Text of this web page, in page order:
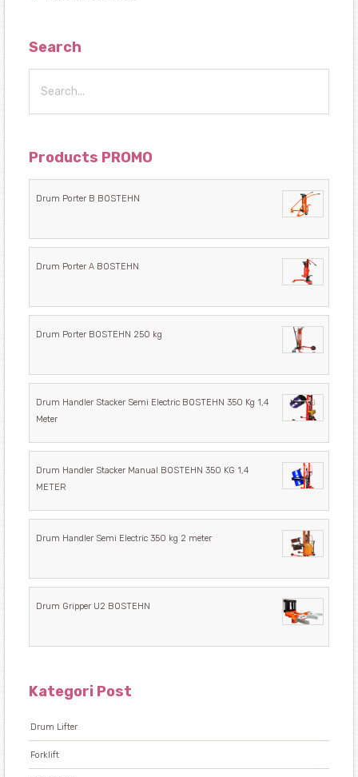
Search
Products PROMO
Drum Porter B BOSTEHN
Drum Porter A BOSTEHN
Drum Porter BOSTEHN 250 kg
Drum Handler Stacker Semi Electric BOSTEHN 350 Kg 1,4
Meter
Drum Handler Stacker Manual BOSTEHN 350 KG 1,4
METER
Drum Handler Semi Electric 350 kg 2 meter
Drum Gripper U2 BOSTEHN
Kategori Post
Drum Lifter
Forklift